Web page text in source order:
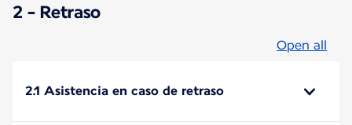
2 - Retraso
Open all
2.1 Asistencia en caso de retraso